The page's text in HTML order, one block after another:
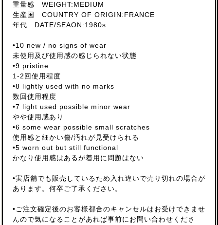
重量感 WEIGHT:MEDIUM
生産国 COUNTRY OF ORIGIN:FRANCE
年代 DATE/SEAON:1980s
•10 new / no signs of wear
未使用及び使用感の感じられない状態
•9 pristine
1-2回使用程度
•8 lightly used with no marks
数回使用程度
•7 light used possible minor wear
やや使用感あり
•6 some wear possible small scratches
使用感と細かい傷/汚れが見受けられる
•5 worn out but still functional
かなり使用感はあるが着用に問題はない
•実店舗でも販売しているため入れ違いで売り切れの場合が
あります。何卒ご了承ください。
•ご注文確定後のお客様都合のキャンセルはお受けできませ
んので気になることがあれば事前にお問い合わせくださ